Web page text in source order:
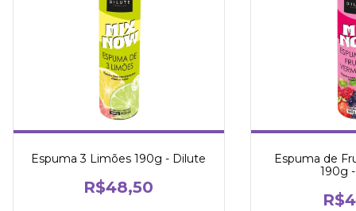
Espuma 3 Limões 190g - Dilute
R$48,50
Espuma de
190g